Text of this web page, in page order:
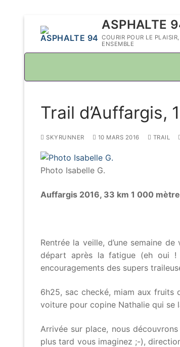
ASPHALTE
COURIR POUR LE PLAISIR,
ENSEMBLE
Trail d’Auffargis,
SKYRUNNER 10 MARS 2016 TRAIL
Photo Isabelle G.
Auffargis 2016, 33 km 1 000
Rentrée la veille, d’une semaine
départ après la fatigue (eh oui
encouragements des supers
6h25, sac checké, miam aux fruits
voiture pour copine Nathalie qui se
Arrivée sur place, nous
plus tard vous imaginez ;-),